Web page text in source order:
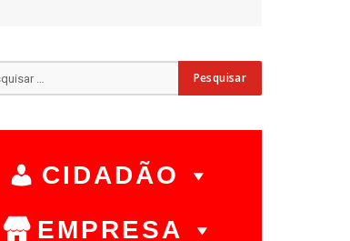
CIDADÃO
EMPRESA